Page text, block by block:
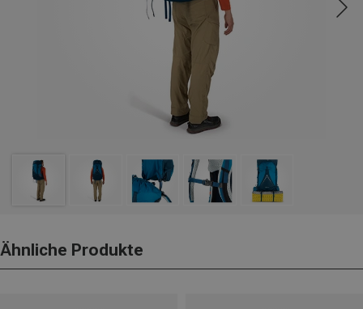
Ähnliche Produkte